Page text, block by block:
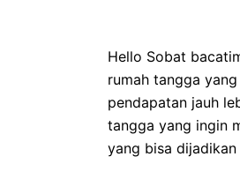
Hello Sobat
rumah tangga
pendapatan jauh
tangga yang ingin
yang bisa dijadikan